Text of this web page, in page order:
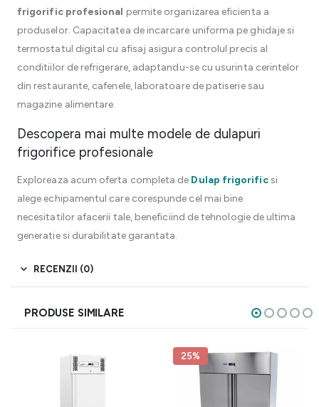
frigorific profesional permite organizarea eficienta a
produselor. Capacitatea de incarcare uniforma pe ghidaje si
termostatul digital cu afisaj asigura controlul precis al
conditiilor de refrigerare, adaptandu-se cu usurinta cerintelor
din restaurante, cafenele, laboratoare de patiserie sau
magazine alimentare.
Descopera mai multe modele de dulapuri
frigorifice profesionale
Exploreaza acum oferta completa de Dulap frigorificsi
alege echipamentul care corespunde cel mai bine
necesitatilor afacerii tale, beneficiind de tehnologie de ultima
generatie si durabilitate garantata.
RECENZII (0)
PRODUSE SIMILARE
25%